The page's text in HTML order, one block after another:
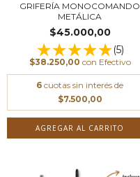
GRIFERÍA MONOCOMANDO
METÁLICA
$45.000,00
(5)
$38.250,00 con Efectivo
6 cuotas sin interés de
$7.500,00
AGREGAR AL CARRITO